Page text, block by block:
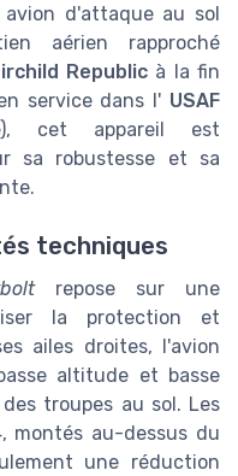
d'attaque au sol
aérien rapproché
Republic à la fin
service dans l' USAF
cet appareil est
sa robustesse et sa
techniques
repose sur une
la protection et
ailes droites, l'avion
altitude et basse
troupes au sol. Les
montés au-dessus du
une réduction